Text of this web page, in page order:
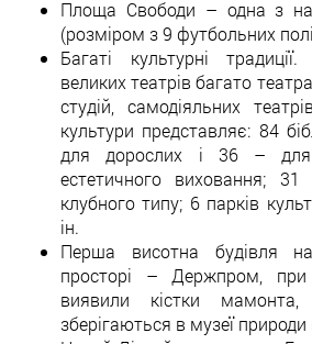
Площа Свободи – одна з
(розміром з 9 футбольних
Багаті культурні
великих театрів багато
студій, самодіяльних
культури представляє: 84
для дорослих і 36 –
естетичного виховання; 31
клубного типу; 6 парків
ін.
Перша висотна будівля
просторі – Держпром, при
виявили кістки
зберігаються в музеї природи